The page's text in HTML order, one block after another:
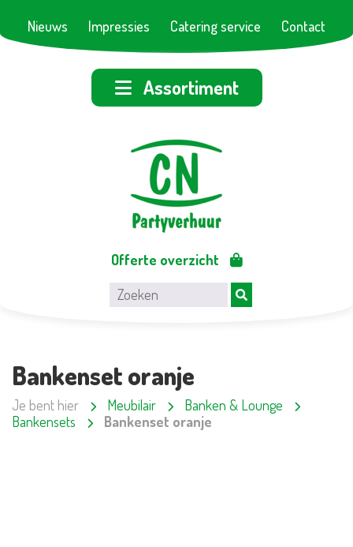
Nieuws Impressies Catering service Contact
Assortiment
Offerte overzicht
Bankenset oranje
Je bent hier Meubilair
Banken & Lounge
Bankensets
Bankenset oranje